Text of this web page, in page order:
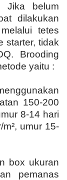
Jika belum
dilakukan
tetes
starter, tidak
Brooding
yaitu :
150-200
8-14 hari
umur 15-
box ukuran
pemanas